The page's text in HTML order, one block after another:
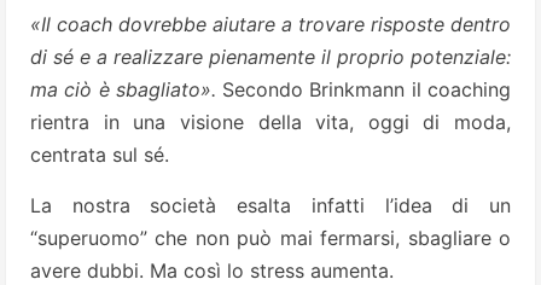
«Il coach dovrebbe aiutare a trovare risposte dentro
di sé e a realizzare pienamente il proprio potenziale:
ma ciò è sbagliato». Secondo Brinkmann il coaching
rientra in una visione della vita, oggi di moda,
centrata sul sé.
La nostra società esalta infatti l’idea di un
“superuomo” che non può mai fermarsi, sbagliare o
avere dubbi. Ma così lo stress aumenta.